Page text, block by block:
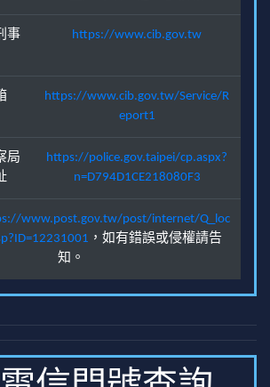
事
https://www.cib.gov.tw
https://www.cib.gov.tw/Service/R
eport1
局
https://police.gov.taipei/cp.aspx?
n=D794D1CE218080F3
www.post.gov.tw/post/internet/Q_loc
，如有錯誤或侵權請告
知。